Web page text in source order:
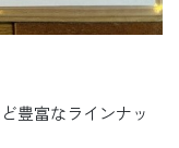
豊富なラインナッ